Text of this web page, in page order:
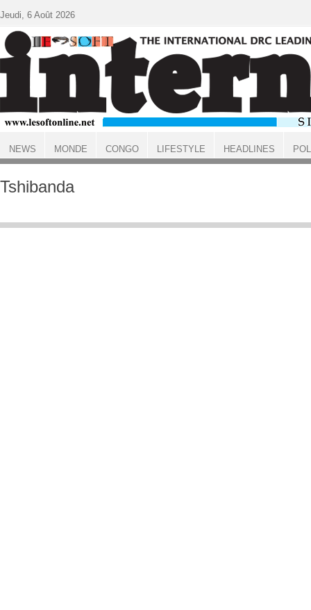
ACCUEIL
Tshibanda
Jeudi, 6 Août 2026
NEWS MONDE CONGO LIFESTYLE HEADLINES